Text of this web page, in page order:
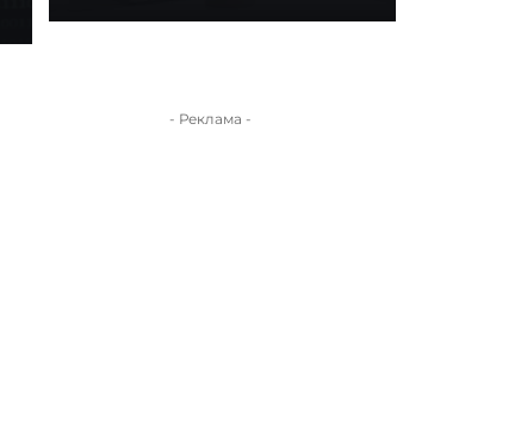
- Реклама -